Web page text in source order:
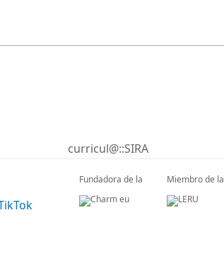
curricul@::SIRA
Fundadora de la Miembro de la